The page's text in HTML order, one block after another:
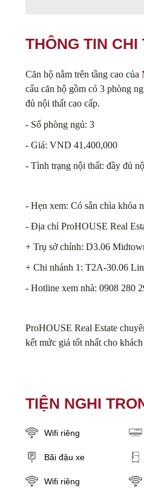
THÔNG TIN CHI
Căn hộ nằm trên tầng cao của
cấu căn hộ gồm có 3 phòng
đủ nội thất cao cấp.
- Số phòng ngủ: 3
- Giá: VND 41,400,000
- Tình trạng nội thất: đầy đủ
- Hẹn xem: Có sẵn chìa khóa
- Địa chỉ ProHOUSE Real
+ Trụ sở chính: D3.06
+ Chi nhánh 1: T2A-30.06
- Hotline xem nhà: 0908 280
ProHOUSE Real Estate
kết mức giá tốt nhất cho khách
TIỆN NGHI
Wifi riêng
Bãi đậu xe
Wifi riêng